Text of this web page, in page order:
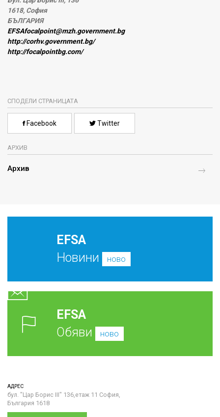
1618, София
БЪЛГАРИЯ
EFSAfocalpoint@mzh.government.bg
http://corhv.government.bg/
http://focalpointbg.com/
СПОДЕЛИ СТРАНИЦАТА
Facebook Twitter
АРХИВ
Архив
EFSA
Новини
ново
EFSA
Обяви
ново
АДРЕС
бул. "Цар Борис III" 136,етаж 11 София,
България 1618